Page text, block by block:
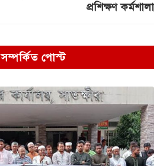
প্রশিক্ষণ কর্মশালা
সম্পর্কিত পোস্ট